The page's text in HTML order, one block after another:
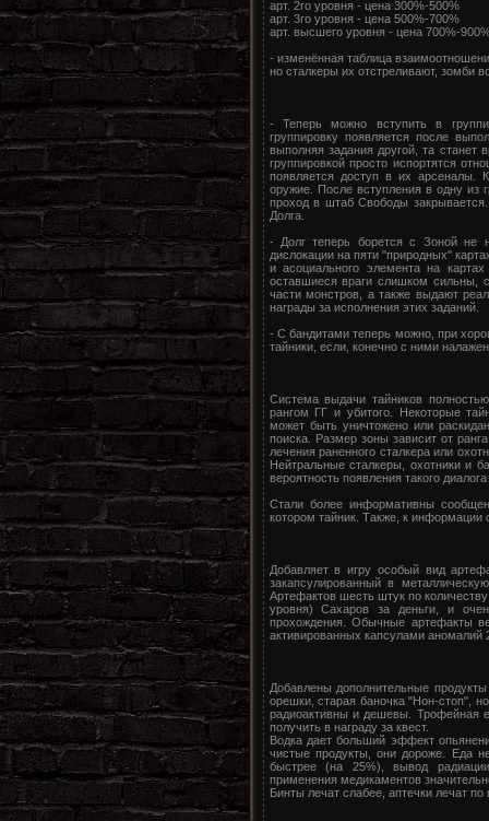
арт. 2го уровня - цена 300%-500%
арт. 3го уровня - цена 500%-700%
арт. высшего уровня - цена 700%-
- изменённая таблица
но сталкеры их отстреливают, зомби
- Теперь можно вступить в
группировку появляется после
выполняя задания другой, та станет
группировкой просто испортятся
появляется доступ в их арсеналы.
оружие. После вступления в одну из
проход в штаб Свободы
Долга.
- Долг теперь борется с Зоной не
дислокации на пяти "природных"
и асоциального элемента на
оставшиеся враги слишком сильны,
части монстров, а также выдают
награды за исполнения этих заданий.
- С бандитами теперь можно, при
тайники, если, конечно с ними
Система выдачи тайников
рангом ГГ и убитого. Некоторые
может быть уничтожено или
поиска. Размер зоны зависит от
лечения раненного сталкера или
Нейтральные сталкеры, охотники и
вероятность появления такого
Стали более информативны
котором тайник. Также, к информации
Добавляет в игру особый вид
закапсулированный в
Артефактов шесть штук по
уровня) Сахаров за деньги, и
прохождения. Обычные артефакты
активированных капсулами аномалий
Добавлены дополнительные
орешки, старая баночка "Нон-стоп",
радиоактивны и дешевы. Трофейная
получить в награду за квест.
Водка дает больший эффект
чистые продукты, они дороже. Еда
быстрее (на 25%), вывод
применения медикаментов
Бинты лечат слабее, аптечки лечат